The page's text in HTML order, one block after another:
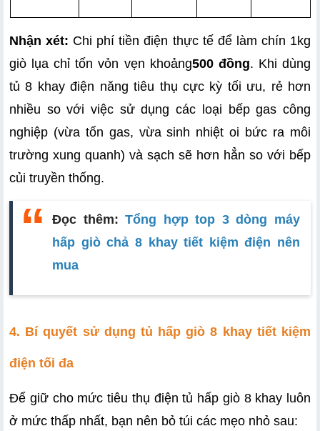
Nhận xét: Chi phí tiền điện thực tế để làm chín 1kg
giò lụa chỉ tốn vỏn vẹn khoảng500 đồng. Khi dùng
tủ 8 khay điện năng tiêu thụ cực kỳ tối ưu, rẻ hơn
nhiều so với việc sử dụng các loại bếp gas công
nghiệp (vừa tốn gas, vừa sinh nhiệt oi bức ra môi
trường xung quanh) và sạch sẽ hơn hẳn so với bếp
củi truyền thống.
Đọc thêm:Tổng hợp top 3 dòng máy
hấp giò chả 8 khay tiết kiệm điện nên
mua
4. Bí quyết sử dụng tủ hấp giò 8 khay tiết kiệm
điện tối đa
Để giữ cho mức tiêu thụ điện tủ hấp giò 8 khay luôn
ở mức thấp nhất, bạn nên bỏ túi các mẹo nhỏ sau: